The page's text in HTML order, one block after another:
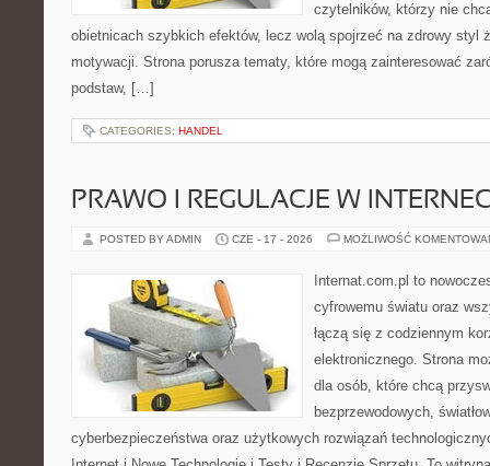
czytelników, którzy nie
obietnicach szybkich efektów, lecz wolą spojrzeć na zdrowy styl
motywacji. Strona porusza tematy, które mogą zainteresować
podstaw, […]
CATEGORIES: HANDEL
PRAWO I REGULACJE W
POSTED BY ADMIN CZE - 17 - 2026 MOŻLIWOŚĆ
Internat.com.pl to
cyfrowemu światu oraz
łączą się z codziennym
elektronicznego. Strona
dla osób, które chcą
bezprzewodowych,
cyberbezpieczeństwa oraz użytkowych rozwiązań